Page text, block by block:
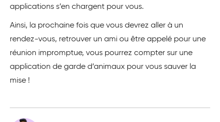
applications s’en chargent pour vous.
Ainsi, la prochaine fois que vous devrez aller à un
rendez-vous, retrouver un ami ou être appelé pour une
réunion impromptue, vous pourrez compter sur une
application de garde d’animaux pour vous sauver la
mise !